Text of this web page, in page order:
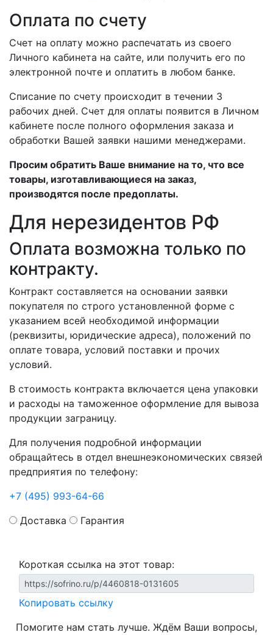
Оплата по счету
Счет на оплату можно распечатать из своего
Личного кабинета на сайте, или получить его по
электронной почте и оплатить в любом банке.
Списание по счету происходит в течении 3
рабочих дней. Счет для оплаты появится в Личном
кабинете после полного оформления заказа и
обработки Вашей заявки нашими менеджерами.
Просим обратить Ваше внимание на то, что все
товары, изготавливающиеся на заказ,
производятся после предоплаты.
Для нерезидентов РФ
Оплата возможна только по
контракту.
Контракт составляется на основании заявки
покупателя по строго установленной форме с
указанием всей необходимой информации
(реквизиты, юридические адреса), положений по
оплате товара, условий поставки и прочих
условий.
В стоимость контракта включается цена упаковки
и расходы на таможенное оформление для вывоза
продукции заграницу.
Для получения подробной информации
обращайтесь в отдел внешнеэкономических связей
предприятия по телефону:
+7 (495) 993-64-66
Доставка
Гарантия
Короткая ссылка на этот товар:
Копировать ссылку
Помогите нам стать лучше. Ждём Ваши вопросы,